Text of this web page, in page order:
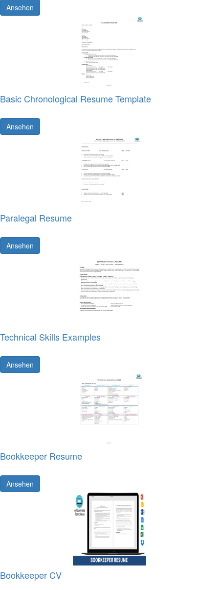
Ansehen
Basic Chronological Resume Template
Ansehen
Paralegal Resume
Ansehen
Technical Skills Examples
Ansehen
Bookkeeper Resume
Ansehen
Bookkeeper CV